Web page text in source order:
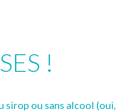
!
sirop ou sans alcool (oui,